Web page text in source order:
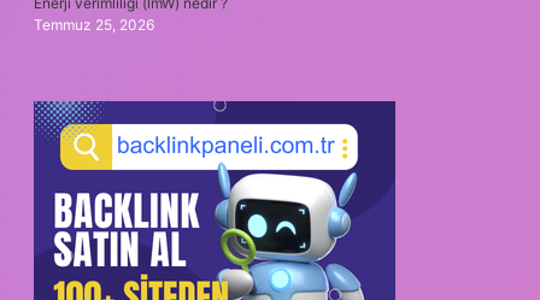
Temmuz 25, 2026